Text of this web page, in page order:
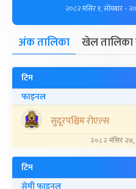
२०८२ मंसिर १, सोमबार -
अंक तालिका खेल तालिका
टिम
फाइनल
सुदूरपश्चिम रोएल्स
२०८२ मंसिर
टिम